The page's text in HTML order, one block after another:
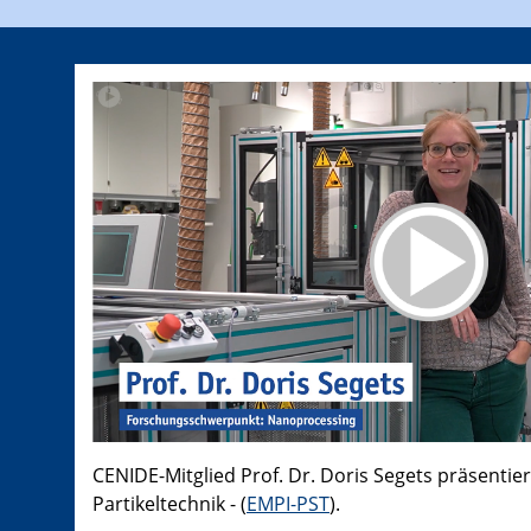
CENIDE-Mitglied Prof. Dr. Doris Segets
Partikeltechnik - (EMPI-PST).